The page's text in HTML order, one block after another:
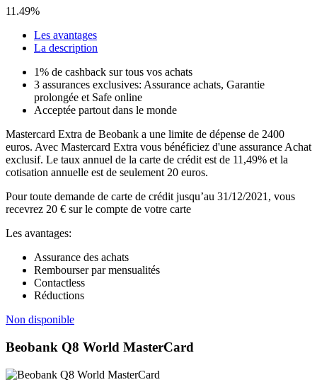
11.49%
Les avantages
La description
1% de cashback sur tous vos achats
3 assurances exclusives: Assurance achats, Garantie
prolongée et Safe online
Acceptée partout dans le monde
Mastercard Extra de Beobank a une limite de dépense de 2400
euros. Avec Mastercard Extra vous bénéficiez d'une assurance Achat
exclusif. Le taux annuel de la carte de crédit est de 11,49% et la
cotisation annuelle est de seulement 20 euros.
Pour toute demande de carte de crédit jusqu’au 31/12/2021, vous
recevrez 20 € sur le compte de votre carte
Les avantages:
Assurance des achats
Rembourser par mensualités
Contactless
Réductions
Non disponible
Beobank Q8 World MasterCard